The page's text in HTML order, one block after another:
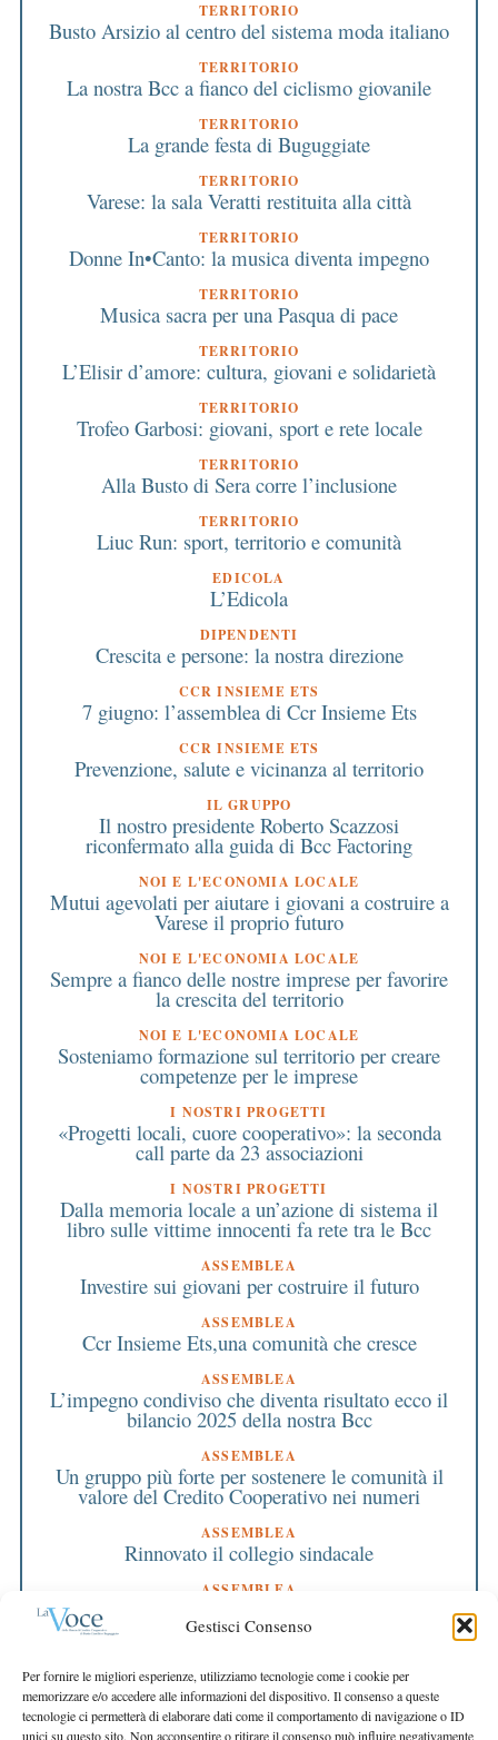
Gestisci Consenso
Per fornire le migliori esperienze, utilizziamo tecnologie come i cookie per
memorizzare e/o accedere alle informazioni del dispositivo. Il consenso a queste
tecnologie ci permetterà di elaborare dati come il comportamento di navigazione o ID
unici su questo sito. Non acconsentire o ritirare il consenso può influire negativamente
TERRITORIO
Busto Arsizio al centro del sistema moda italiano
TERRITORIO
La nostra Bcc a fianco del ciclismo giovanile
TERRITORIO
La grande festa di Buguggiate
TERRITORIO
Varese: la sala Veratti restituita alla città
TERRITORIO
Donne In•Canto: la musica diventa impegno
TERRITORIO
Musica sacra per una Pasqua di pace
TERRITORIO
L’Elisir d’amore: cultura, giovani e solidarietà
TERRITORIO
Trofeo Garbosi: giovani, sport e rete locale
TERRITORIO
Alla Busto di Sera corre l’inclusione
TERRITORIO
Liuc Run: sport, territorio e comunità
EDICOLA
L’Edicola
DIPENDENTI
Crescita e persone: la nostra direzione
CCR INSIEME ETS
7 giugno: l’assemblea di Ccr Insieme Ets
CCR INSIEME ETS
Prevenzione, salute e vicinanza al territorio
IL GRUPPO
Il nostro presidente Roberto Scazzosi
riconfermato alla guida di Bcc Factoring
NOI E L'ECONOMIA LOCALE
Mutui agevolati per aiutare i giovani a costruire a
Varese il proprio futuro
NOI E L'ECONOMIA LOCALE
Sempre a fianco delle nostre imprese per favorire
la crescita del territorio
NOI E L'ECONOMIA LOCALE
Sosteniamo formazione sul territorio per creare
competenze per le imprese
I NOSTRI PROGETTI
«Progetti locali, cuore cooperativo»: la seconda
call parte da 23 associazioni
I NOSTRI PROGETTI
Dalla memoria locale a un’azione di sistema il
libro sulle vittime innocenti fa rete tra le Bcc
ASSEMBLEA
Investire sui giovani per costruire il futuro
ASSEMBLEA
Ccr Insieme Ets,una comunità che cresce
ASSEMBLEA
L’impegno condiviso che diventa risultato ecco il
bilancio 2025 della nostra Bcc
ASSEMBLEA
Un gruppo più forte per sostenere le comunità il
valore del Credito Cooperativo nei numeri
ASSEMBLEA
Rinnovato il collegio sindacale
ASSEMBLEA
Bilancio approvato all’unanimità e 2 milioni
destinati al territorio
EDITORIALE DIRETTORE
Crescere restando riconoscibili
EDITORIALE PRESIDENTE